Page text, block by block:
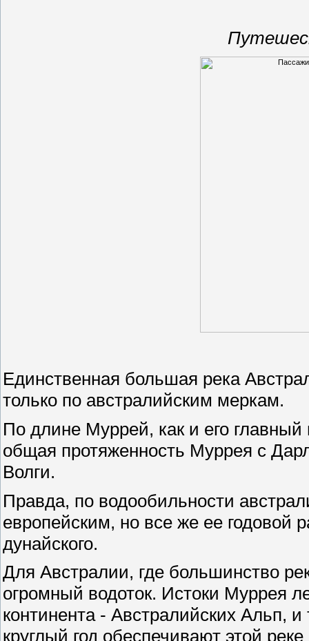
Единственная большая река
только по австралийским меркам.
По длине Муррей, как и его
общая протяженность Муррея с
Волги.
Правда, по водообильности
европейским, но все же ее годовой
дунайского.
Для Австралии, где большинство
огромный водоток. Истоки Муррея
континента - Австралийских Альп,
круглый год обеспечивают этой